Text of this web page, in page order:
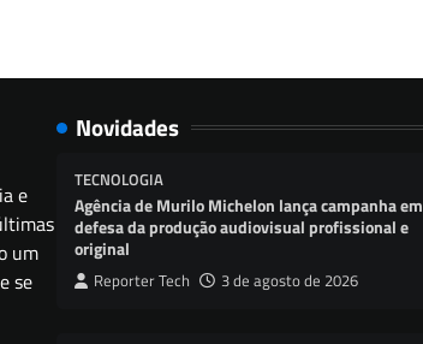
e
um
se
Novidades
TECNOLOGIA
Agência de Murilo Michelon lança campanha em
defesa da produção audiovisual profissional e
original
Reporter Tech 3 de agosto de 2026